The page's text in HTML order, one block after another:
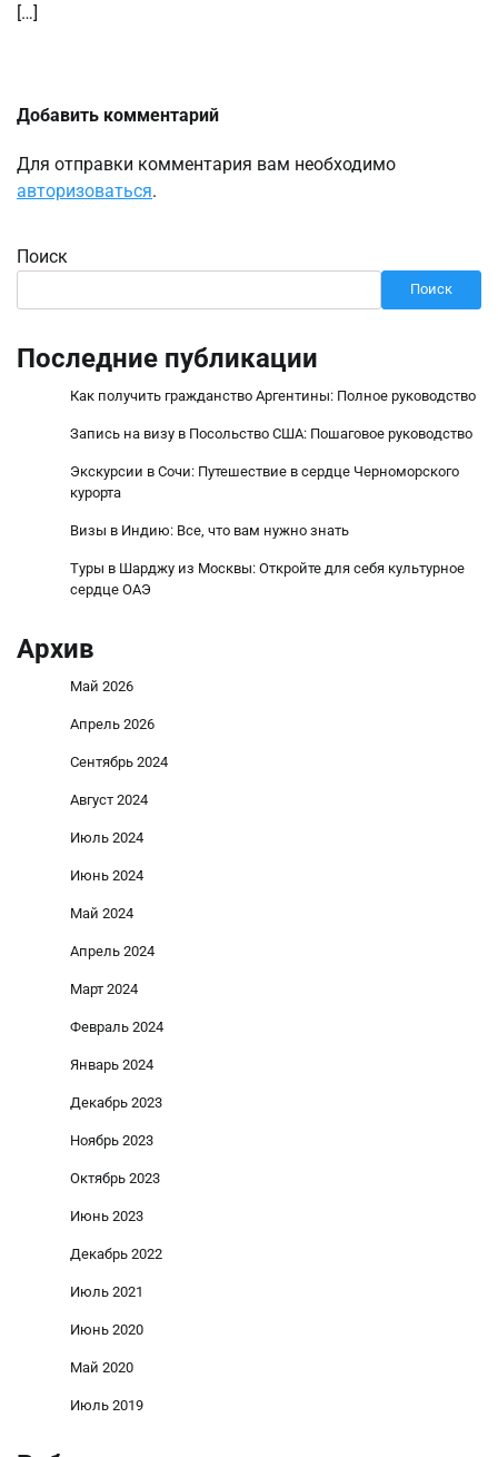
[…]
Добавить комментарий
Для отправки комментария вам необходимо
авторизоваться.
Поиск
Поиск
Последние публикации
Как получить гражданство Аргентины: Полное руководство
Запись на визу в Посольство США: Пошаговое руководство
Экскурсии в Сочи: Путешествие в сердце Черноморского
курорта
Визы в Индию: Все, что вам нужно знать
Туры в Шарджу из Москвы: Откройте для себя культурное
сердце ОАЭ
Архив
Май 2026
Апрель 2026
Сентябрь 2024
Август 2024
Июль 2024
Июнь 2024
Май 2024
Апрель 2024
Март 2024
Февраль 2024
Январь 2024
Декабрь 2023
Ноябрь 2023
Октябрь 2023
Июнь 2023
Декабрь 2022
Июль 2021
Июнь 2020
Май 2020
Июль 2019